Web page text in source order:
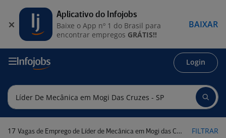
Login
17 Vagas de Emprego de Líder de Mecânica em Mogi das Cruzes - SP FILTRAR
Aplicativo do Infojobs
Baixe o App nº 1 do Brasil para
encontrar empregos GRÁTIS!!
BAIXAR